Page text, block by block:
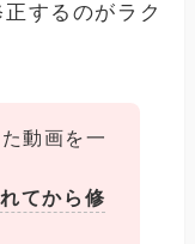
するのがラク
動画を一
てから修